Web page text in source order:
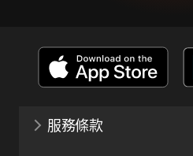
服務條款